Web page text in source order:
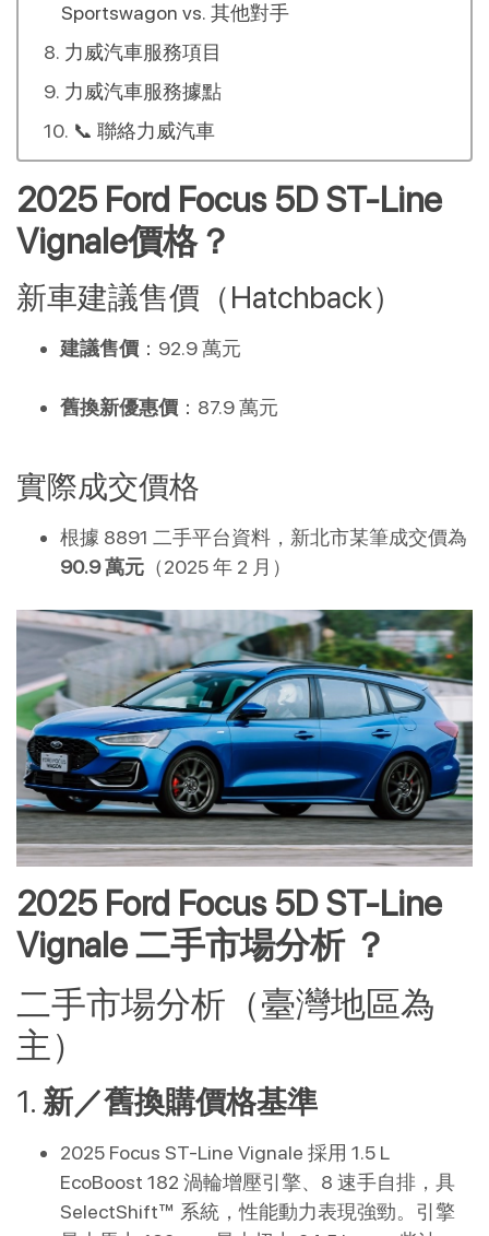
Sportswagon vs. 其他對手
力威汽車服務項目
力威汽車服務據點
📞 聯絡力威汽車
2025 Ford Focus 5D ST-Line
Vignale價格？
新車建議售價（Hatchback）
建議售價 ：92.9 萬元
舊換新優惠價 ：87.9 萬元
實際成交價格
根據 8891 二手平台資料，新北市某筆成交價為
90.9 萬元 （2025 年 2 月）
2025 Ford Focus 5D ST-Line
Vignale 二手市場分析 ？
二手市場分析（臺灣地區為
主）
1. 新／舊換購價格基準
2025 Focus ST-Line Vignale 採用 1.5 L
EcoBoost 182 渦輪增壓引擎、8 速手自排，具
SelectShift™ 系統，性能動力表現強勁。引擎